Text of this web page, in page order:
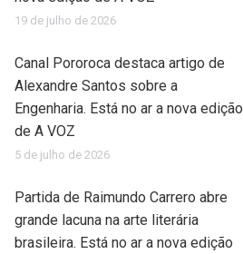
19 de julho de 2026
Canal Pororoca destaca artigo de
Alexandre Santos sobre a
Engenharia. Está no ar a nova edição
de A VOZ
5 de julho de 2026
Partida de Raimundo Carrero abre
grande lacuna na arte literária
brasileira. Está no ar a nova edição